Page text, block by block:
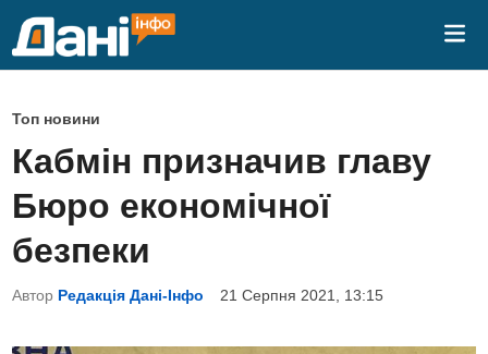
P
o
s
e
d
i
Топ новини
Кабмін призначив главу
Бюро економічної
безпеки
Автор Редакція Дані-Інфо 21 Серпня 2021, 13:15